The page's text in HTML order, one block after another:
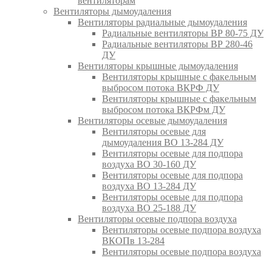
Вентиляторы дымоудаления
Вентиляторы радиальные дымоудаления
Радиальные вентиляторы ВР 80-75 ДУ
Радиальные вентиляторы ВР 280-46
ДУ
Вентиляторы крышные дымоудаления
Вентиляторы крышные с факельным
выбросом потока ВКРФ ДУ
Вентиляторы крышные с факельным
выбросом потока ВКРФм ДУ
Вентиляторы осевые дымоудаления
Вентиляторы осевые для
дымоудаления ВО 13-284 ДУ
Вентиляторы осевые для подпора
воздуха ВО 30-160 ДУ
Вентиляторы осевые для подпора
воздуха ВО 13-284 ДУ
Вентиляторы осевые для подпора
воздуха ВО 25-188 ДУ
Вентиляторы осевые подпора воздуха
Вентиляторы осевые подпора воздуха
ВКОПв 13-284
Вентиляторы осевые подпора воздуха